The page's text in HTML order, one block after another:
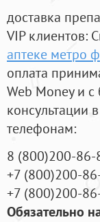
доставка
VIP клиентов:
аптеке метро
оплата
Web Money и с
консультации
телефонам:
8 (800)200-86-
+7 (800)200-
+7 (800)200-
Обязательно